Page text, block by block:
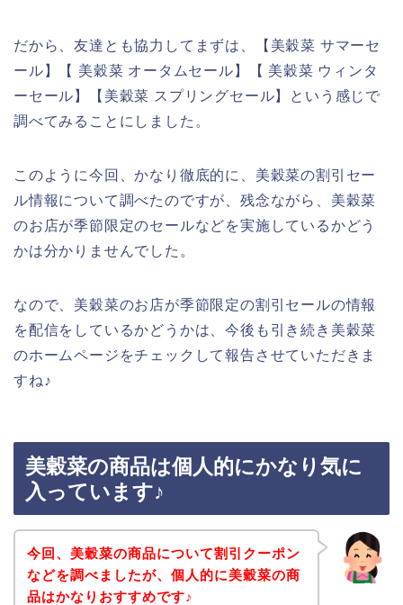
だから、友達とも協力してまずは、【美穀菜 サマーセ
ール】【 美穀菜 オータムセール】【 美穀菜 ウィンタ
ーセール】【美穀菜 スプリングセール】という感じで
調べてみることにしました。
このように今回、かなり徹底的に、美穀菜の割引セー
ル情報について調べたのですが、残念ながら、美穀菜
のお店が季節限定のセールなどを実施しているかどう
かは分かりませんでした。
なので、美穀菜のお店が季節限定の割引セールの情報
を配信をしているかどうかは、今後も引き続き美穀菜
のホームページをチェックして報告させていただきま
すね♪
美穀菜の商品は個人的にかなり気に
入っています♪
今回、美穀菜の商品について割引クーポン
などを調べましたが、個人的に美穀菜の商
品はかなりおすすめです♪